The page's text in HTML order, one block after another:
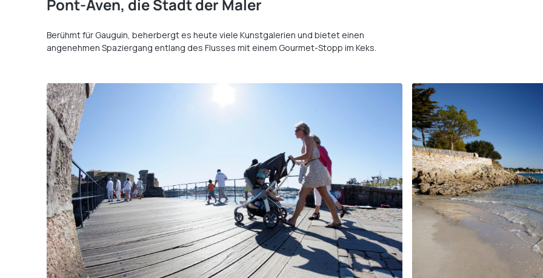
Pont-Aven, die Stadt der Maler
Berühmt für Gauguin, beherbergt es heute viele Kunstgalerien und bietet einen
angenehmen Spaziergang entlang des Flusses mit einem Gourmet-Stopp im Keks.